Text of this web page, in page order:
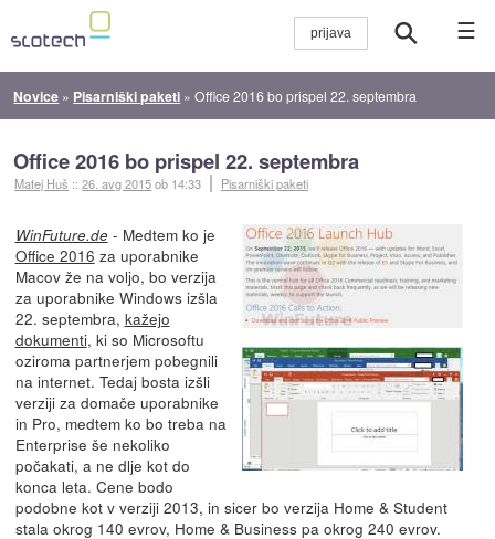
☰
Novice » Pisarniški paketi »Office 2016 bo prispel 22. septembra
Office 2016 bo prispel 22. septembra
Matej Huš ::26. avg 2015ob 14:33 Pisarniški paketi
WinFuture.de- Medtem ko je
Office 2016 za uporabnike
Macov že na voljo, bo verzija
za uporabnike Windows izšla
22. septembra, kažejo
dokumenti, ki so Microsoftu
oziroma partnerjem pobegnili
na internet. Tedaj bosta izšli
verziji za domače uporabnike
in Pro, medtem ko bo treba na
Enterprise še nekoliko
počakati, a ne dlje kot do
konca leta. Cene bodo
podobne kot v verziji 2013, in sicer bo verzija Home & Student
stala okrog 140 evrov, Home & Business pa okrog 240 evrov.